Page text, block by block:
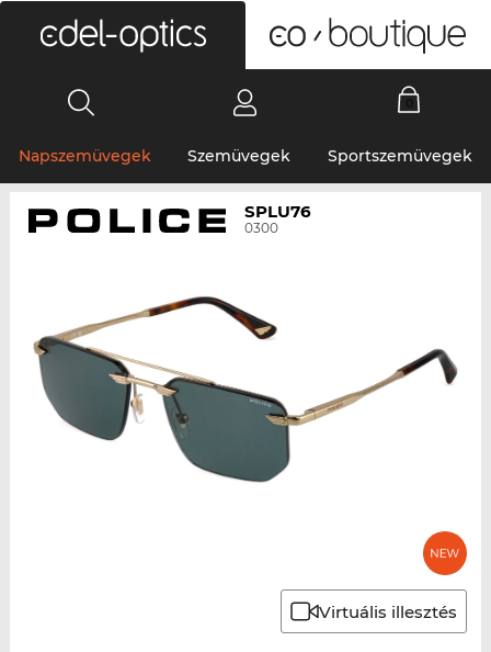
Napszemüvegek Szemüvegek Sportszemüvegek
SPLU76
0300
Virtuális illesztés